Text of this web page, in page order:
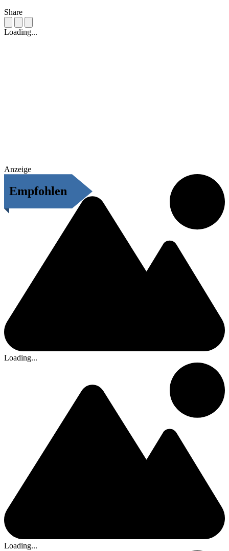
Share
Loading...
Anzeige
Empfohlen
Loading...
Loading...